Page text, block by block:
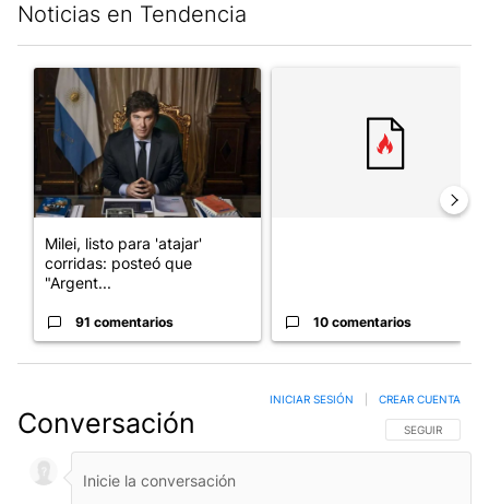
Noticias en Tendencia
Un artículo de tendencia con el título "Milei, listo para 'atajar'
Milei, listo para 'atajar'
corridas: posteó que
"Argent...
91 comentarios 10 comentarios
Conversación SIGA ESTA
SEGUIR
INICIAR SESIÓN CREAR CUENTA